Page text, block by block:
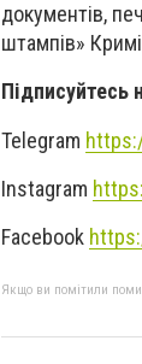
документів,
штампів»
Підписуйтесь
Telegram
Instagram
Facebook
Якщо ви помітили